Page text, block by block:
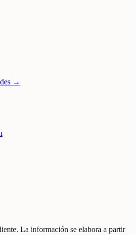
→
La información se elabora a partir